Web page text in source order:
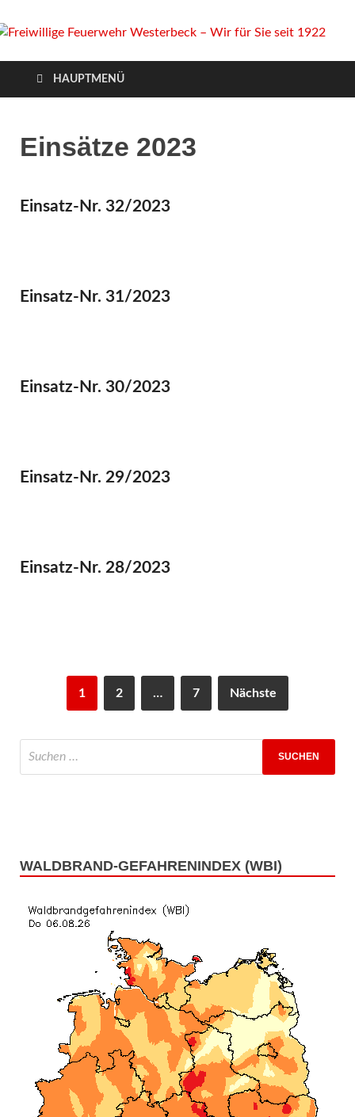
Freiwillige Feuerwehr
Westerbeck – Wir für
Sie seit 1922
Veranstaltungen, Einsätze, Unsere Wehr, Jugendfeuerwehr, Mach
mit!
HAUPTMENÜ
Einsätze 2023
Einsatz-Nr. 32/2023
Einsatz-Nr. 31/2023
Einsatz-Nr. 30/2023
Einsatz-Nr. 29/2023
Einsatz-Nr. 28/2023
1 2 … 7 Nächste
WALDBRAND-GEFAHRENINDEX (WBI)